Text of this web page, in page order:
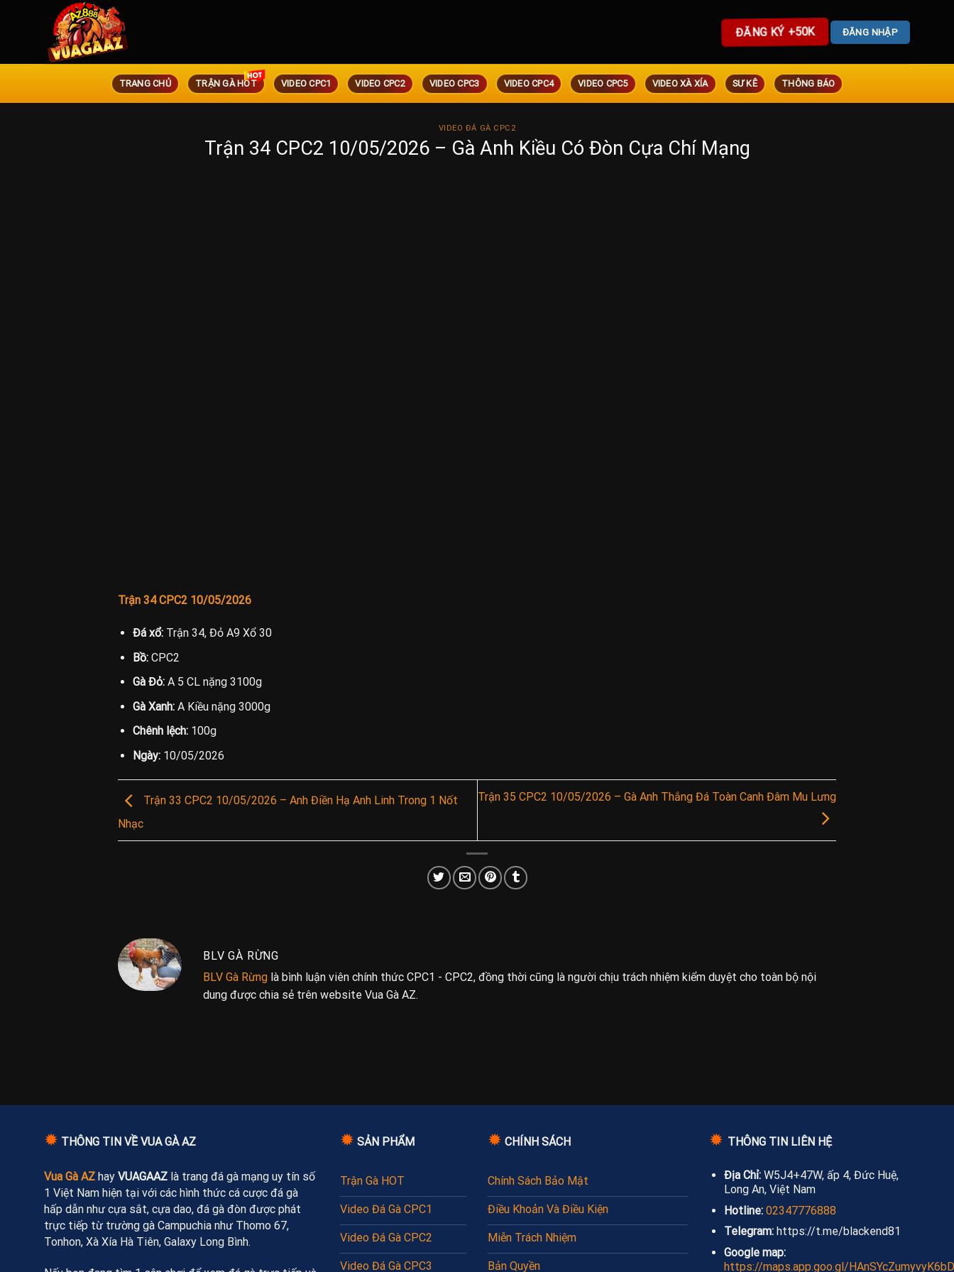
ĐĂNG KÝ +50K ĐĂNG NHẬP
TRANG CHỦ TRẬN GÀ HOT VIDEO CPC1 VIDEO CPC2 VIDEO CPC3 VIDEO CPC4 VIDEO CPC5 VIDEO XÀ XÍA SƯ KÊ THÔNG BÁO
VIDEO ĐÁ GÀ CPC2
Trận 34 CPC2 10/05/2026 – Gà Anh Kiều Có Đòn Cựa Chí Mạng
Trận 34 CPC2 10/05/2026
Đá xổ:Trận 34, Đỏ A9 Xổ 30
Bồ:CPC2
Gà Đỏ:A 5 CL nặng 3100g
Gà Xanh:A Kiều nặng 3000g
Chênh lệch:100g
Ngày:10/05/2026
Trận 33 CPC2 10/05/2026 – Anh Điền Hạ Anh Linh Trong 1 Nốt
Nhạc
Trận 35 CPC2 10/05/2026 – Gà Anh Thắng Đá Toàn Canh Đâm Mu Lưng
BLV GÀ RỪNG
BLV Gà Rừng là bình luận viên chính thức CPC1 - CPC2, đồng thời cũng là người chịu trách nhiệm kiểm duyệt cho toàn bộ nội
dung được chia sẻ trên website Vua Gà AZ.
✹ THÔNG TIN VỀ VUA GÀ AZ
Vua Gà AZ hay VUAGAAZ là trang đá gà mạng uy tín số
1 Việt Nam hiện tại với các hình thức cá cược đá gà
hấp dẫn như cựa sắt, cựa dao, đá gà đòn được phát
trực tiếp từ trường gà Campuchia như Thomo 67,
Tonhon, Xà Xía Hà Tiên, Galaxy Long Bình.
✹ SẢN PHẨM
Trận Gà HOT
Video Đá Gà CPC1
Video Đá Gà CPC2
Video Đá Gà CPC3
✹ CHÍNH SÁCH
Chính Sách Bảo Mật
Điều Khoản Và Điều Kiện
Miễn Trách Nhiệm
Bản Quyền
✹ THÔNG TIN LIÊN HỆ
Địa Chỉ: W5J4+47W, ấp 4, Đức Huệ,
Long An, Việt Nam
Hotline: 02347776888
Telegram: https://t.me/blackend81
Google map:
https://maps.app.goo.gl/